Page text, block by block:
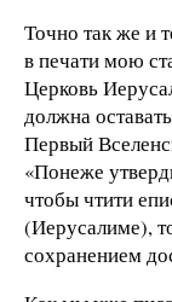
Точно так же и
в печати мою
Церковь
должна
Первый
«Понеже
чтобы чтити
(Иерусалиме),
сохранением